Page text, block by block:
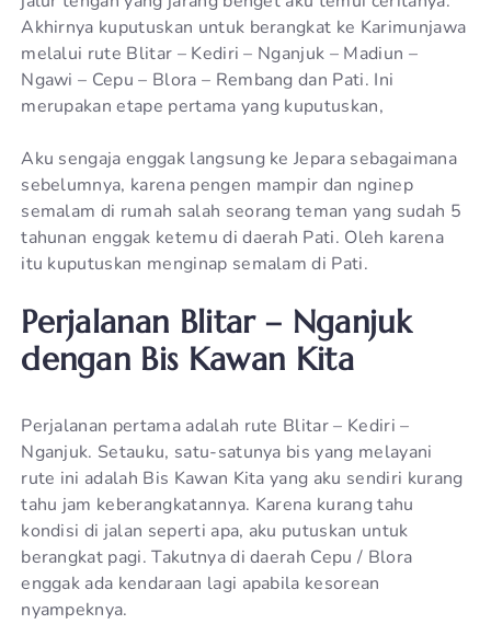
Akhirnya kuputuskan untuk berangkat ke Karimunjawa
melalui rute Blitar – Kediri – Nganjuk – Madiun –
Ngawi – Cepu – Blora – Rembang dan Pati. Ini
merupakan etape pertama yang kuputuskan,
Aku sengaja enggak langsung ke Jepara sebagaimana
sebelumnya, karena pengen mampir dan nginep
semalam di rumah salah seorang teman yang sudah 5
tahunan enggak ketemu di daerah Pati. Oleh karena
itu kuputuskan menginap semalam di Pati.
Perjalanan Blitar – Nganjuk
dengan Bis Kawan Kita
Perjalanan pertama adalah rute Blitar – Kediri –
Nganjuk. Setauku, satu-satunya bis yang melayani
rute ini adalah Bis Kawan Kita yang aku sendiri kurang
tahu jam keberangkatannya. Karena kurang tahu
kondisi di jalan seperti apa, aku putuskan untuk
berangkat pagi. Takutnya di daerah Cepu / Blora
enggak ada kendaraan lagi apabila kesorean
nyampeknya.